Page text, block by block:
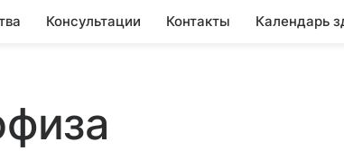
Консультации Контакты Календарь